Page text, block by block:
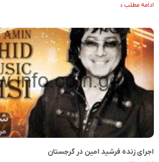
ادامه مطلب »
اجرای زنده فرشید امین در گرجستان